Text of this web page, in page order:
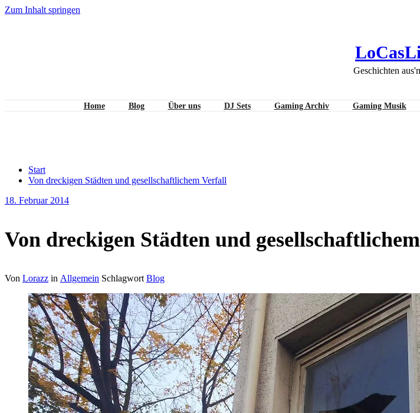
Zum Inhalt springen
Geschichten
Home Blog Über uns DJ Sets Gaming Archiv Gaming Musik
Start
Von dreckigen Städten und gesellschaftlichem Verfall
18. Februar 2014
Von dreckigen Städten und
Von Lorazz in Allgemein Schlagwort Blog